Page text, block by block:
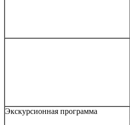
Экскурсионная программа